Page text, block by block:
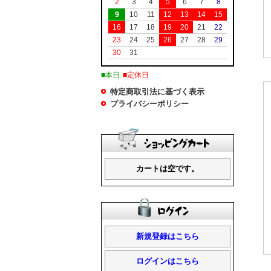
2 3 4 5 6 7
8
9
10 11 12 13 14
15
16
17 18 19 20 21
22
23
24 25 26 27 28
29
30
31
■本日 ■定休日
特定商取引法に基づく表示
プライバシーポリシー
カートは空です。
新規登録はこちら
ログインはこちら